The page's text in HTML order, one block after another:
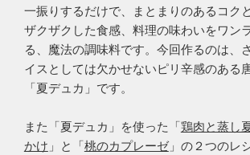
一振りするだけで、まとまりのあるコク
ザクザクした食感、料理の味わいをワン
る、魔法の調味料です。今回作るのは、
イスとしては欠かせないピリ辛感のある
「夏デュカ」です。
また「夏デュカ」を使った「鶏肉と蒸し
かけ 」と「桃のカプレーゼ」の２つのレ